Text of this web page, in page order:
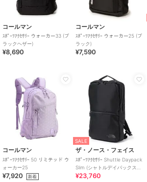
コールマン
ｽﾎﾟｰﾂｱｸｾｻﾘｰ ウォーカー33 (ブ
ラックヘザー)
¥8,690
コールマン
ｽﾎﾟｰﾂｱｸｾｻﾘｰ ウォーカー25 (ブ
ラック)
¥7,590
コールマン
ｽﾎﾟｰﾂｱｸｾｻﾘｰ 50 リミテッド ウ
ォーカー25
¥7,920 新着
SALE
ザ・ノース・フェイス
ｽﾎﾟｰﾂｱｸｾｻﾘｰ Shuttle Daypack
Slim (シャトルデイパックスリ
ム)
¥23,760